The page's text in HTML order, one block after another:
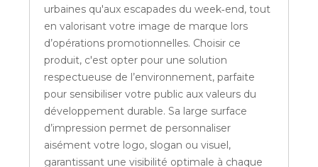
urbaines qu'aux escapades du week‑end, tout
en valorisant votre image de marque lors
d’opérations promotionnelles. Choisir ce
produit, c'est opter pour une solution
respectueuse de l’environnement, parfaite
pour sensibiliser votre public aux valeurs du
développement durable. Sa large surface
d’impression permet de personnaliser
aisément votre logo, slogan ou visuel,
garantissant une visibilité optimale à chaque